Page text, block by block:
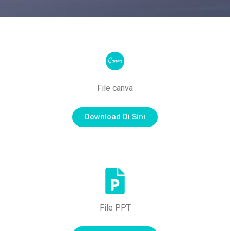
File canva
Download Di Sini
File PPT